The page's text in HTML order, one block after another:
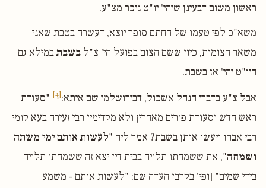
ראשון משום דבעינן שיהי' יו"ט ניכר מצ"ע.
משא"כ לפי טעמו של החתם סופר יוצא, דעשרה בטבת שאני
משאר הצומות, כיון ששם הצום בפועל הי' צ"ל בשבתבמילא גם
היו"ט יהי' אז בשבת.
אבל צ"ע בדברי הנחל אשכול, דבירושלמי שם איתא:[4]
"סעודת
ראש חדש וסעודת פורים מאחרין ולא מקדימין רבי זעירה בעא קומי
רבי אבהו ויעשו אותן בשבת? אמר ליה "לעשות אותם ימי משתה
ושמחה", את ששמחתו תלויה בבית דין יצא זה ששמחתו תלויה
בידי שמים" [ופי' בקרבן העדה שם: "לעשות אותם - משמע